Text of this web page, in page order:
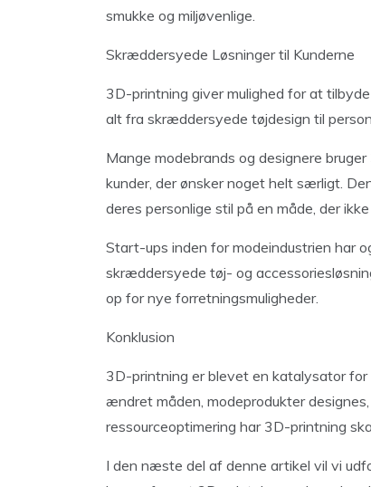
smukke og miljøvenlige.
Skræddersyede Løsninger til Kunderne
3D-printning giver mulighed for at
alt fra skræddersyede tøjdesign til
Mange modebrands og designere
kunder, der ønsker noget helt særligt.
deres personlige stil på en måde, der
Start-ups inden for modeindustrien har
skræddersyede tøj- og
op for nye forretningsmuligheder.
Konklusion
3D-printning er blevet en katalysator
ændret måden, modeprodukter
ressourceoptimering har 3D-printning
I den næste del af denne artikel vil vi